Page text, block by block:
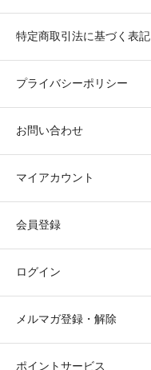
特定商取引法に基づく表記
プライバシーポリシー
お問い合わせ
マイアカウント
会員登録
ログイン
メルマガ登録・解除
ポイントサービス